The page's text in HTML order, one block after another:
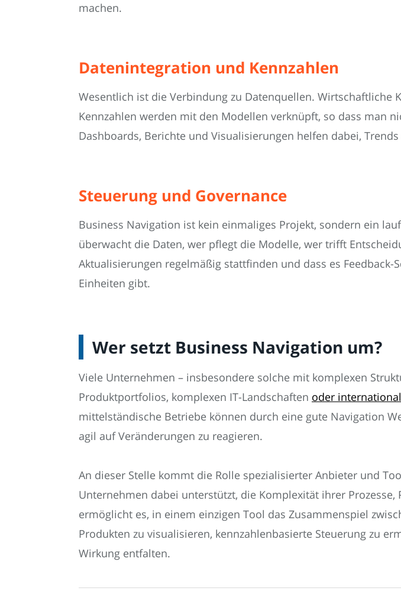
machen.
Datenintegration und Kennzahlen
Wesentlich ist die Verbindung zu Datenquellen. Wirtschaftliche
Kennzahlen werden mit den Modellen verknüpft, so dass man
Dashboards, Berichte und Visualisierungen helfen dabei,
Steuerung und Governance
Business Navigation ist kein einmaliges Projekt, sondern ein
überwacht die Daten, wer pflegt die Modelle, wer trifft
Aktualisierungen regelmäßig stattfinden und dass es
Einheiten gibt.
Wer setzt Business Navigation um?
Viele Unternehmen – insbesondere solche mit komplexen
Produktportfolios, komplexen IT-Landschaften oder
mittelständische Betriebe können durch eine gute Navigation
agil auf Veränderungen zu reagieren.
An dieser Stelle kommt die Rolle spezialisierter Anbieter und
Unternehmen dabei unterstützt, die Komplexität ihrer Prozesse,
ermöglicht es, in einem einzigen Tool das Zusammenspiel
Produkten zu visualisieren, kennzahlenbasierte Steuerung zu
Wirkung entfalten.